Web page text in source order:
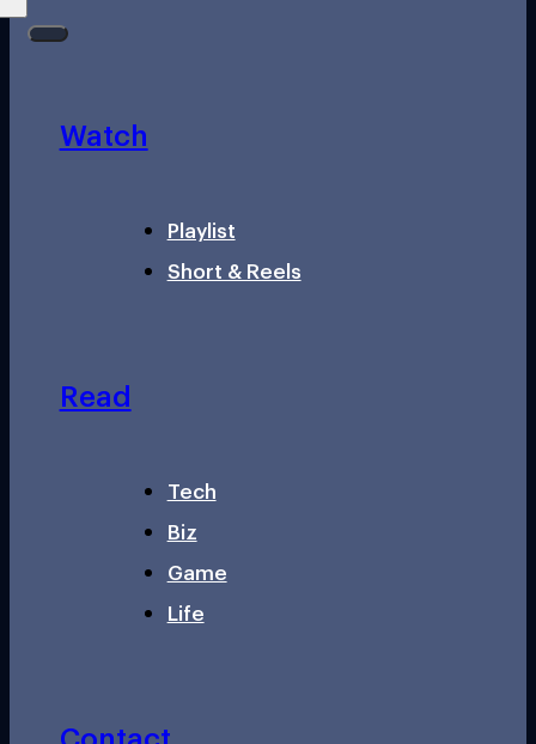
Watch
Playlist
Short & Reels
Read
Tech
Biz
Game
Life